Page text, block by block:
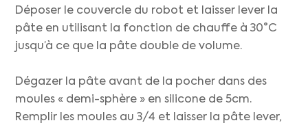
Déposer le couvercle du robot et laisser lever la
pâte en utilisant la fonction de chauffe à 30°C
jusqu’à ce que la pâte double de volume.
Dégazer la pâte avant de la pocher dans des
moules « demi-sphère » en silicone de 5cm.
Remplir les moules au 3/4 et laisser la pâte lever,